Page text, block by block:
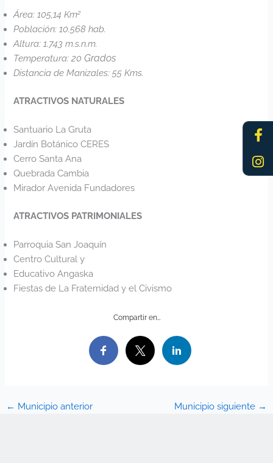
f
Área: 105,14 Km2
Población: 10.568 hab.
Altura: 1.743 m.s.n.m.
Temperatura: 20Grados
Distancia de Manizales: 55 Kms.
ATRACTIVOS NATURALES
Santuario La Gruta
Jardín Botánico CERES
Cerro Santa Ana
Quebrada Cambia
Mirador Avenida Fundadores
ATRACTIVOS PATRIMONIALES
Parroquia San Joaquín
Centro Cultural y
Educativo Angaska
Fiestas de La Fraternidad y el Civismo
Compartir en…
← Municipio anterior Municipio siguiente →